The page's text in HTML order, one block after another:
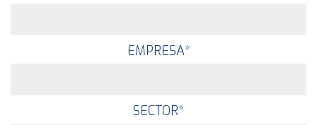
EMPRESA*
SECTOR*